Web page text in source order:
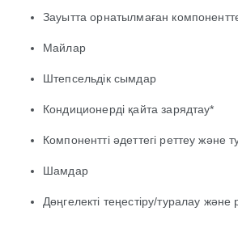
Зауытта орнатылмаған
Майлар
Штепсельдік сымдар
Кондиционерді қайта зарядтау*
Компонентті әдеттегі реттеу және
Шамдар
Дөңгелекті теңестіру/туралау және